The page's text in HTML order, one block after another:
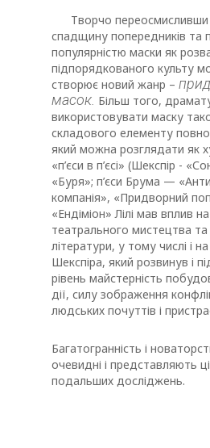
Творчо переосмисливши
спадщину попередників та
популярністю маски як
підпорядкованого культу
створює новий жанр –
масок. Більш того,
використовувати маску
складового елементу
який можна розглядати як
«п’єси в п’єсі» (Шекспір ​​-
«Буря»; п’єси Брума —
компанія», «Придворний
«Ендіміон» Лілі мав вплив
театрального мистецтва та
літератури, у тому числі і
Шекспіра, який розвинув і
рівень майстерність
дії, силу зображення
людських почуттів і
Багатогранність і
очевидні і представляють
подальших досліджень.